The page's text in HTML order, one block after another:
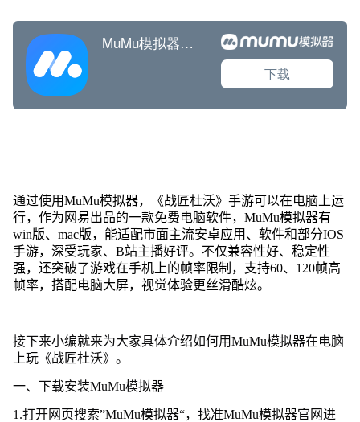
通过使用MuMu模拟器，《战匠杜沃》手游可以在电脑上运
行，作为网易出品的一款免费电脑软件，MuMu模拟器有
win版、mac版，能适配市面主流安卓应用、软件和部分IOS
手游，深受玩家、B站主播好评。不仅兼容性好、稳定性
强，还突破了游戏在手机上的帧率限制，支持60、120帧高
帧率，搭配电脑大屏，视觉体验更丝滑酷炫。
接下来小编就来为大家具体介绍如何用MuMu模拟器在电脑
上玩《战匠杜沃》。
一、下载安装MuMu模拟器
1.打开网页搜索”MuMu模拟器“，找准MuMu模拟器官网进